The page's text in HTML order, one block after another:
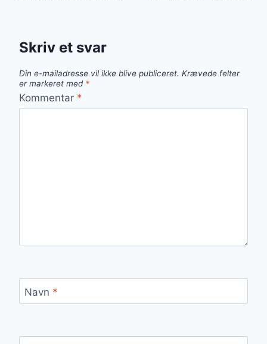
Skriv et svar
Din e-mailadresse vil ikke blive publiceret. Krævede felter
er markeret med *
Kommentar *
Navn *